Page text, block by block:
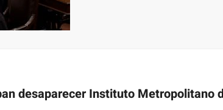
desaparecer Instituto Metropolitano